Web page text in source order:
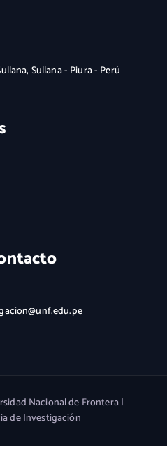
Sullana - Piura - Perú
Nacional de Frontera |
de Investigación